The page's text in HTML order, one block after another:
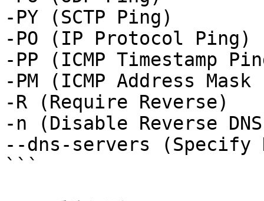
-PY (SCTP Ping)
-PO (IP Protocol Ping)
-PP (ICMP Timestamp
-PM (ICMP Address
-R (Require Reverse)
-n (Disable Reverse
--dns-servers (Specify
```